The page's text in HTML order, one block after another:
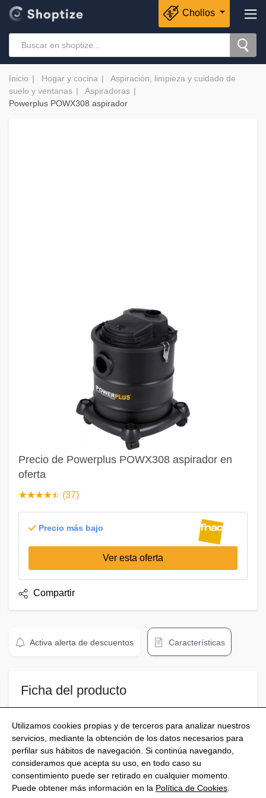
Chollos
Inicio Hogar y cocina
Aspiración, limpieza y cuidado de
suelo y ventanas
Aspiradoras
Powerplus POWX308 aspirador
Precio de Powerplus POWX308 aspirador en
oferta
☆☆☆☆☆
★★★★★ (37)
Precio más bajo
Ver esta oferta
Compartir
Activa alerta de descuentos Características
Ficha del producto
Utilizamos cookies propias y de terceros para analizar nuestros
servicios, mediante la obtención de los datos necesarios para
perfilar sus hábitos de navegación. Si continúa navegando,
consideramos que acepta su uso, en todo caso su
consentimiento puede ser retirado en cualquier momento.
Puede obtener más información en la Política de Cookies